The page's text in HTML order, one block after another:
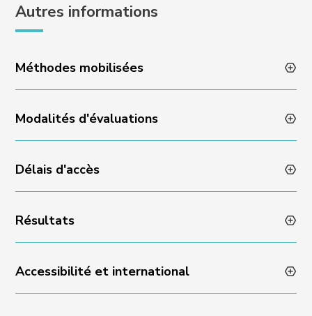
Autres informations
Méthodes mobilisées
Animation des formations par des professionnels en
activité
Modalités d'évaluations
Évaluation des acquis en fin de formation via un quizz
ou un rendu de projet
Délais d'accès
Admissibilité sur dossier et échange avec l’équipe
Experience : réponse sous 48 heures
Résultats
Taux de satisfaction en fin de formation : NA
Taux de progression individuelle : NA
Accessibilité et international